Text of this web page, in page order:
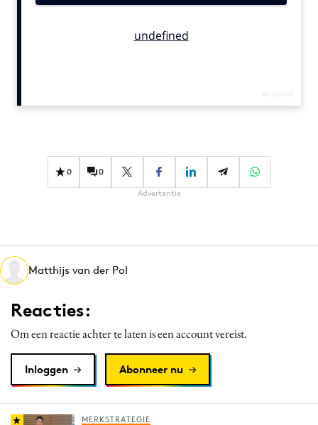
Design
Effectiviteit
Gedragsverandering
Martech
Media
PR
Programmatic
Reputatie & crisis
0 0
Advertentie
Matthijs van der Pol
Reacties:
Om een reactie achter te laten is een account vereist.
Inloggen Abonneer nu
MERKSTRATEGIE